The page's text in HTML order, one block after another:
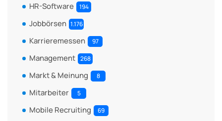
HR-Software 194
Jobbörsen 1.176
Karrieremessen 97
Management 268
Markt & Meinung 8
Mitarbeiter 5
Mobile Recruiting 69